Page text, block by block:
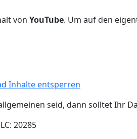
von YouTube. Um auf den
Inhalte entsperren
seid, dann solltet Ihr
20285